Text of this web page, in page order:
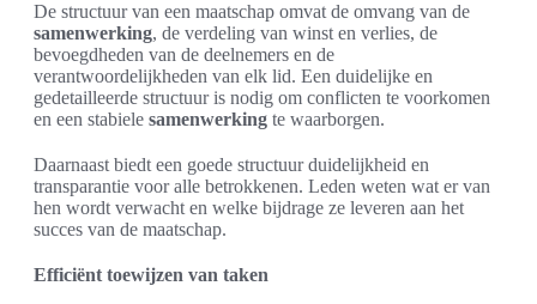
De structuur van een maatschap omvat de omvang van de
samenwerking, de verdeling van winst en verlies, de
bevoegdheden van de deelnemers en de
verantwoordelijkheden van elk lid. Een duidelijke en
gedetailleerde structuur is nodig om conflicten te voorkomen
en een stabiele samenwerking te waarborgen.
Daarnaast biedt een goede structuur duidelijkheid en
transparantie voor alle betrokkenen. Leden weten wat er van
hen wordt verwacht en welke bijdrage ze leveren aan het
succes van de maatschap.
Efficiënt toewijzen van taken